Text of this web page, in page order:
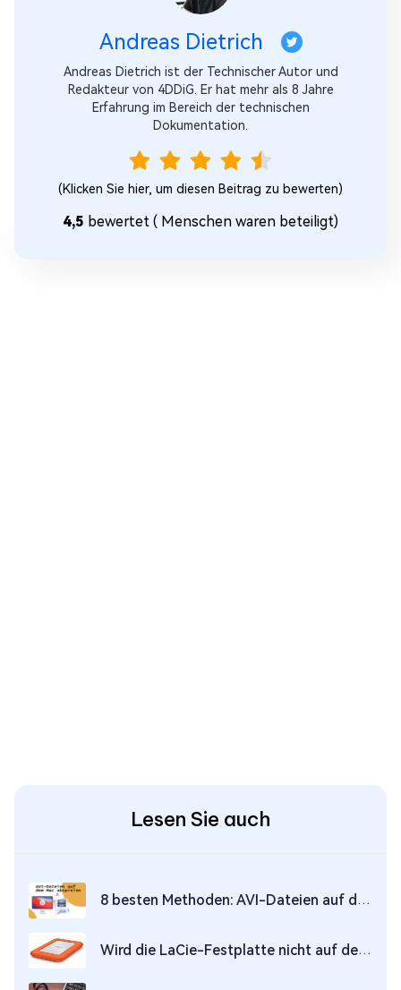
Andreas Dietrich
Andreas Dietrich ist der Technischer Autor und
Redakteur von 4DDiG. Er hat mehr als 8 Jahre
Erfahrung im Bereich der technischen
Dokumentation.
(Klicken Sie hier, um diesen Beitrag zu bewerten)
4,5 bewertet ( Menschen waren beteiligt)
Lesen Sie auch
8 besten Methoden: AVI-Dateien auf dem Mac abspielen
Wird die LaCie-Festplatte nicht auf dem Mac angezeigt? Hier finden Sie Antworten!